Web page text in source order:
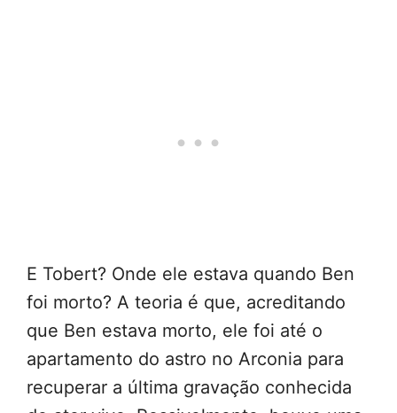
E Tobert? Onde ele estava quando Ben
foi morto? A teoria é que, acreditando
que Ben estava morto, ele foi até o
apartamento do astro no Arconia para
recuperar a última gravação conhecida